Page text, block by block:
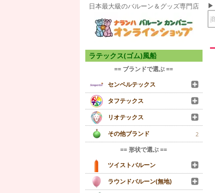
日本最大級のバルーン＆グッズ専門店
ラテックス(ゴム)風船
== ブランドで選ぶ ==
センペルテックス
タフテックス
リオテックス
その他ブランド
2
== 形状で選ぶ ==
ツイストバルーン
ラウンドバルーン(無地)